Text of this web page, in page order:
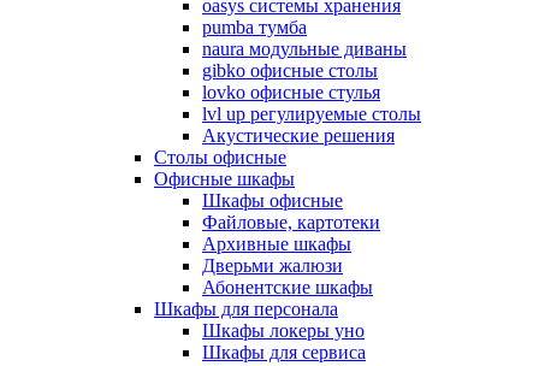
oasys системы хранения
pumba тумба
naura модульные диваны
gibko офисные столы
lovko офисные стулья
lvl up регулируемые столы
Акустические решения
Столы офисные
Офисные шкафы
Шкафы офисные
Файловые, картотеки
Архивные шкафы
Дверьми жалюзи
Абонентские шкафы
Шкафы для персонала
Шкафы локеры уно
Шкафы для сервиса